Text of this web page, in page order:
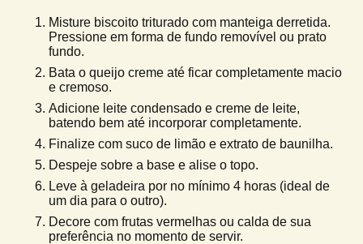
Misture biscoito triturado com manteiga derretida.
Pressione em forma de fundo removível ou prato
fundo.
Bata o queijo creme até ficar completamente macio
e cremoso.
Adicione leite condensado e creme de leite,
batendo bem até incorporar completamente.
Finalize com suco de limão e extrato de baunilha.
Despeje sobre a base e alise o topo.
Leve à geladeira por no mínimo 4 horas (ideal de
um dia para o outro).
Decore com frutas vermelhas ou calda de sua
preferência no momento de servir.